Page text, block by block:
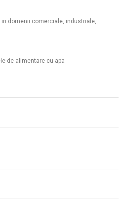
domenii comerciale, industriale,
de alimentare cu apa